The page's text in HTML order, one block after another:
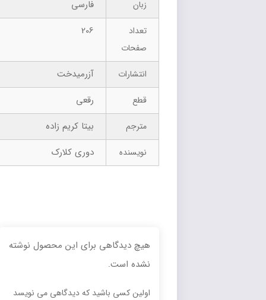
آزرمیدخت
بیتا کریم زاده
دوری کلارک
هیچ دیدگاهی برای این محصول نوشته
نشده است.
اولین کسی باشید که دیدگاهی می نویسد